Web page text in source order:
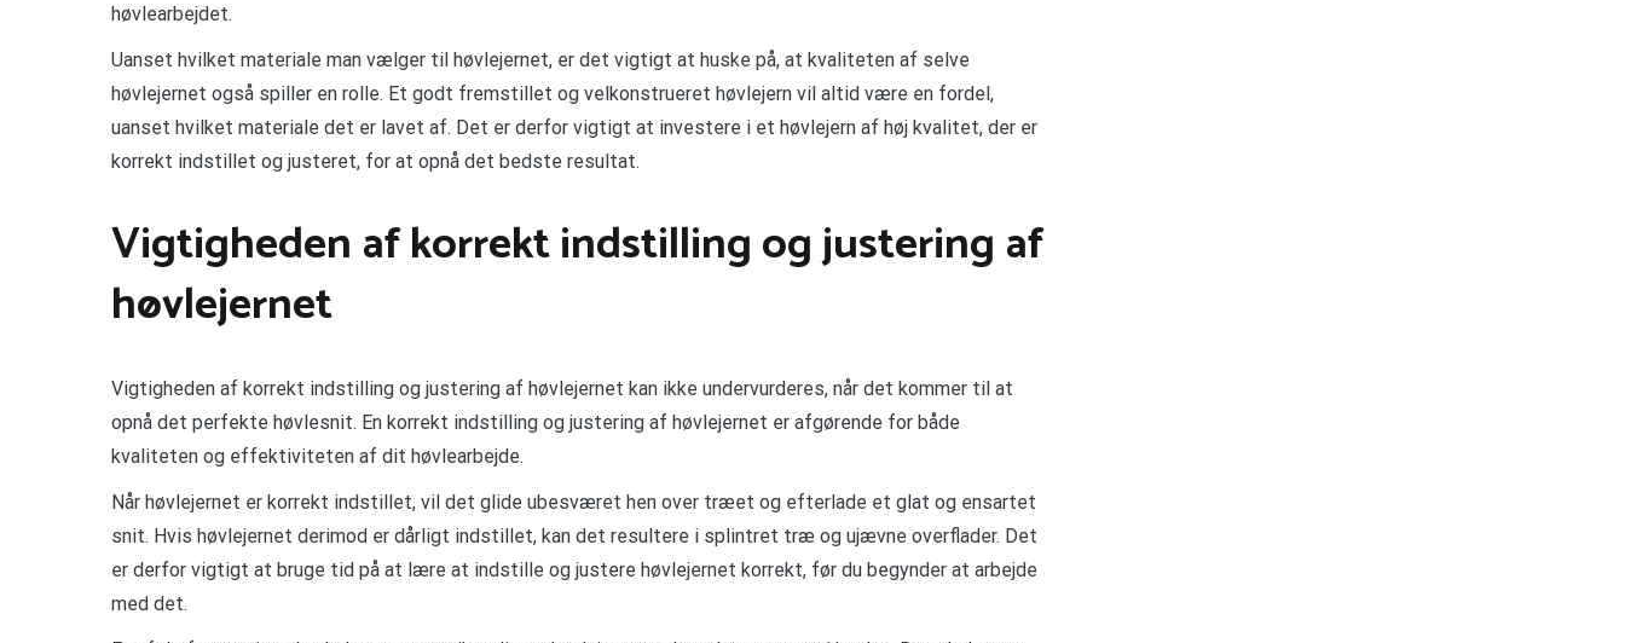
høvlearbejdet.
Uanset hvilket materiale man vælger til høvlejernet, er det vigtigt at huske på, at kvaliteten af selve
høvlejernet også spiller en rolle. Et godt fremstillet og velkonstrueret høvlejern vil altid være en fordel,
uanset hvilket materiale det er lavet af. Det er derfor vigtigt at investere i et høvlejern af høj kvalitet, der er
korrekt indstillet og justeret, for at opnå det bedste resultat.
Vigtigheden af korrekt indstilling og justering af
høvlejernet
Vigtigheden af korrekt indstilling og justering af høvlejernet kan ikke undervurderes, når det kommer til at
opnå det perfekte høvlesnit. En korrekt indstilling og justering af høvlejernet er afgørende for både
kvaliteten og effektiviteten af dit høvlearbejde.
Når høvlejernet er korrekt indstillet, vil det glide ubesværet hen over træet og efterlade et glat og ensartet
snit. Hvis høvlejernet derimod er dårligt indstillet, kan det resultere i splintret træ og ujævne overflader. Det
er derfor vigtigt at bruge tid på at lære at indstille og justere høvlejernet korrekt, før du begynder at arbejde
med det.